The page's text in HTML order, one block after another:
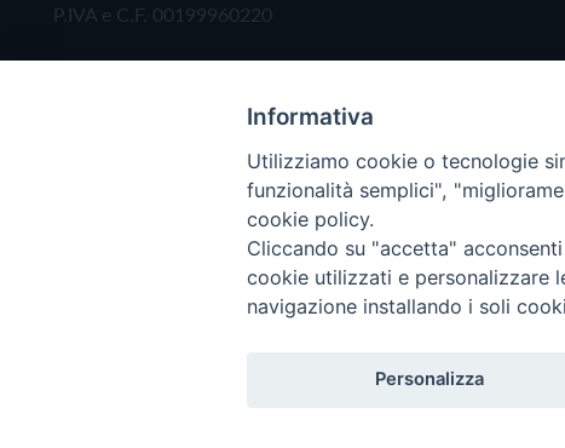
P.IVA e C.F. 00199960220
Copyright © 2019 - Tutti i diritti riservati - Vita
Informativa
Utilizziamo cookie o tecnologie
funzionalità semplici",
cookie policy.
Cliccando su "accetta"
cookie utilizzati e personalizzare
navigazione installando i soli
Personalizza